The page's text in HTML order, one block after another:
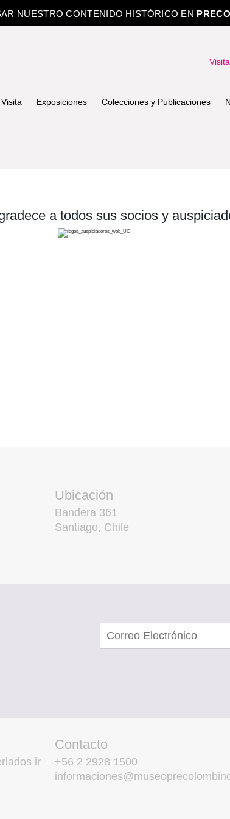
NUESTRO CONTENIDO HISTÓRICO EN
Exposiciones Colecciones y Publicaciones
a todos sus socios y
Ubicación
Bandera 361
Santiago, Chile
ir
Contacto
+56 2 2928 1500